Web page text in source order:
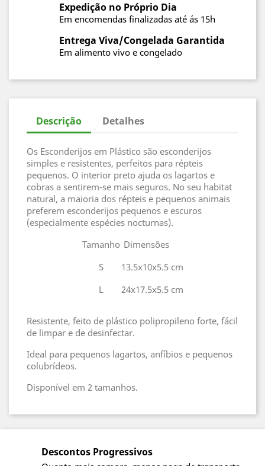
Expedição no Próprio Dia
Em encomendas finalizadas até ás 15h
Entrega Viva/Congelada Garantida
Em alimento vivo e congelado
Descrição Detalhes
Os Esconderijos em Plástico são esconderijos
simples e resistentes, perfeitos para répteis
pequenos. O interior preto ajuda os lagartos e
cobras a sentirem-se mais seguros. No seu habitat
natural, a maioria dos répteis e pequenos animais
preferem esconderijos pequenos e escuros
(especialmente espécies nocturnas).
Tamanho Dimensões
S
13.5x10x5.5 cm
L
24x17.5x5.5 cm
Resistente, feito de plástico polipropileno forte, fácil
de limpar e de desinfectar.
Ideal para pequenos lagartos, anfíbios e pequenos
colubrídeos.
Disponível em 2 tamanhos.
Descontos Progressivos